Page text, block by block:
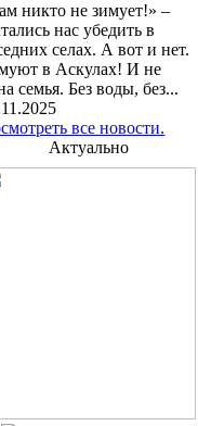
никто не зимует!» –
нас убедить в
селах. А вот и нет.
в Аскулах! И не
семья. Без воды, без...
все новости.
Актуально